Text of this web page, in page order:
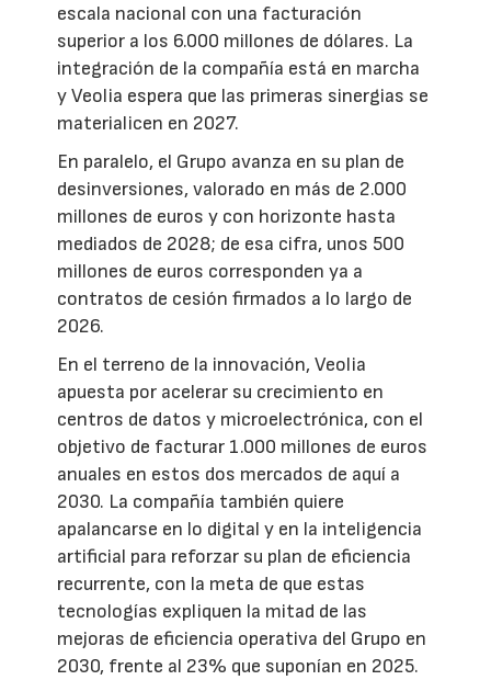
escala nacional con una facturación
superior a los 6.000 millones de dólares. La
integración de la compañía está en marcha
y Veolia espera que las primeras sinergias se
materialicen en 2027.
En paralelo, el Grupo avanza en su plan de
desinversiones, valorado en más de 2.000
millones de euros y con horizonte hasta
mediados de 2028; de esa cifra, unos 500
millones de euros corresponden ya a
contratos de cesión firmados a lo largo de
2026.
En el terreno de la innovación, Veolia
apuesta por acelerar su crecimiento en
centros de datos y microelectrónica, con el
objetivo de facturar 1.000 millones de euros
anuales en estos dos mercados de aquí a
2030. La compañía también quiere
apalancarse en lo digital y en la inteligencia
artificial para reforzar su plan de eficiencia
recurrente, con la meta de que estas
tecnologías expliquen la mitad de las
mejoras de eficiencia operativa del Grupo en
2030, frente al 23% que suponían en 2025.